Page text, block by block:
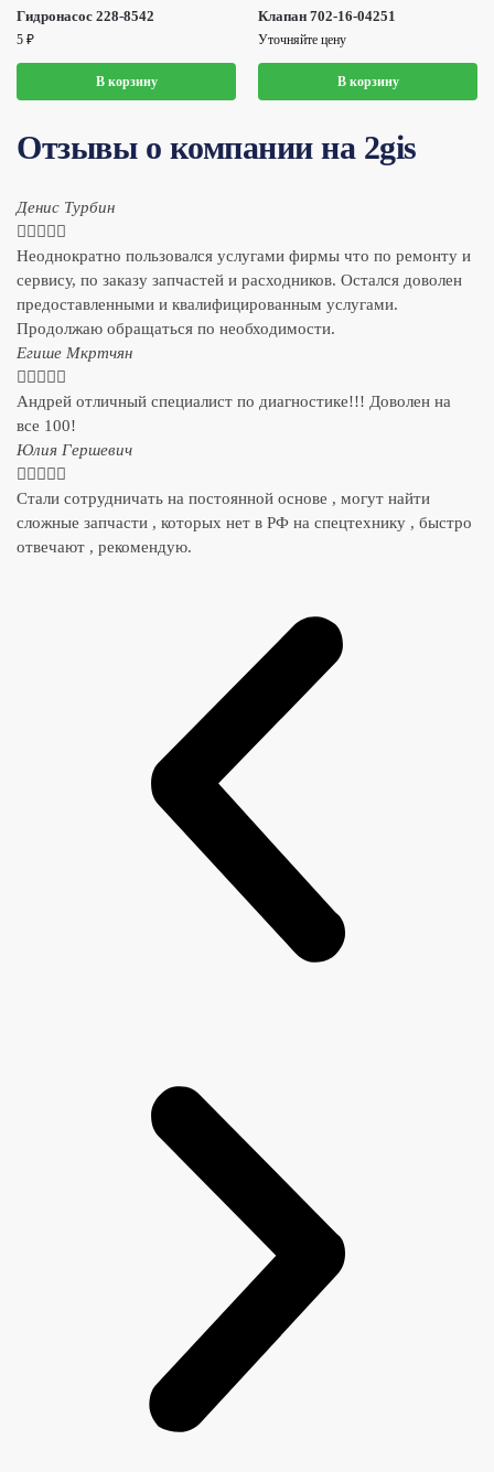
Гидронасос 228-8542
5 ₽
В корзину
Клапан 702-16-04251
Уточняйте цену
В корзину
Отзывы о компании на 2gis
Денис Турбин
    
Неоднократно пользовался услугами фирмы что по ремонту и
сервису, по заказу запчастей и расходников. Остался доволен
предоставленными и квалифицированным услугами.
Продолжаю обращаться по необходимости.
​Егише Мкртчян
    
Андрей отличный специалист по диагностике!!! Доволен на
все 100!
​Юлия Гершевич
    
Стали сотрудничать на постоянной основе , могут найти
сложные запчасти , которых нет в РФ на спецтехнику , быстро
отвечают , рекомендую.